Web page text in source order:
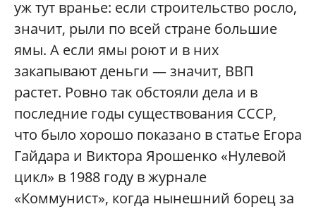
уж тут вранье: если строительство росло,
значит, рыли по всей стране большие
ямы. А если ямы роют и в них
закапывают деньги — значит, ВВП
растет. Ровно так обстояли дела и в
последние годы существования СССР,
что было хорошо показано в статье Егора
Гайдара и Виктора Ярошенко «Нулевой
цикл» в 1988 году в журнале
«Коммунист», когда нынешний борец за